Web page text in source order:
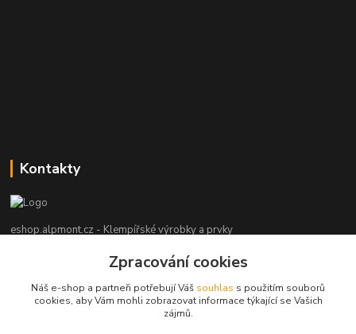
Kontakty
eshop.alpmont.cz - Klempířské výrobky a prvky
+420 604 162 101
(Po-Pá, 8-18 hod. So, 9-15 hod. Ne, po domluvě)
Zpracování cookies
Náš e-shop a partneři potřebují Váš souhlas s použitím souborů
cookies, aby Vám mohli zobrazovat informace týkající se Vašich
zájmů.